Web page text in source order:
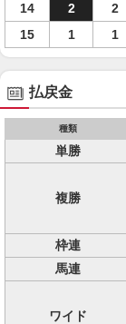
14
2 2
15
1 1
払戻金
種類
単勝
複勝
枠連
馬連
ワイド